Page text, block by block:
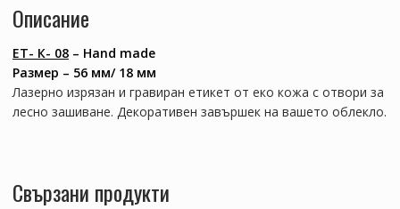
Описание
ЕТ- К- 08– Hand made
Размер – 56 мм/ 18 мм
Лазерно изрязан и гравиран етикет от еко кожа с отвори за
лесно зашиване. Декоративен завършек на вашето облекло.
Свързани продукти